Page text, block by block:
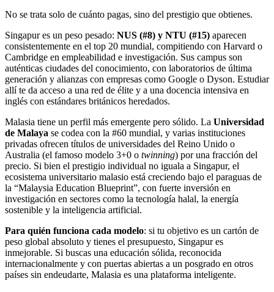
No se trata solo de cuánto pagas, sino del prestigio que obtienes.
Singapur es un peso pesado: NUS (#8) y NTU (#15) aparecen
consistentemente en el top 20 mundial, compitiendo con Harvard o
Cambridge en empleabilidad e investigación. Sus campus son
auténticas ciudades del conocimiento, con laboratorios de última
generación y alianzas con empresas como Google o Dyson. Estudiar
allí te da acceso a una red de élite y a una docencia intensiva en
inglés con estándares británicos heredados.
Malasia tiene un perfil más emergente pero sólido. La Universidad
de Malaya se codea con la #60 mundial, y varias instituciones
privadas ofrecen títulos de universidades del Reino Unido o
Australia (el famoso modelo 3+0 o twinning) por una fracción del
precio. Si bien el prestigio individual no iguala a Singapur, el
ecosistema universitario malasio está creciendo bajo el paraguas de
la “Malaysia Education Blueprint”, con fuerte inversión en
investigación en sectores como la tecnología halal, la energía
sostenible y la inteligencia artificial.
Para quién funciona cada modelo: si tu objetivo es un cartón de
peso global absoluto y tienes el presupuesto, Singapur es
inmejorable. Si buscas una educación sólida, reconocida
internacionalmente y con puertas abiertas a un posgrado en otros
países sin endeudarte, Malasia es una plataforma inteligente.